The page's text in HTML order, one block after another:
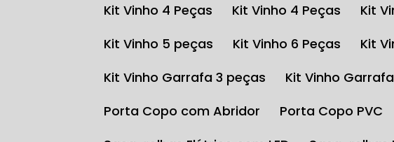
Kit Vinho 4 Peças
Kit Vinho 4 Peças Kit
Kit Vinho 5 peças
Kit Vinho 6 Peças Kit
Kit Vinho Garrafa 3 peças
Kit Vinho
Porta Copo com Abridor
Porta Copo PVC